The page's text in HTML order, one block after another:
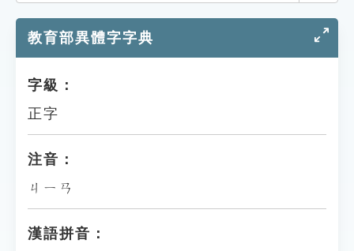
貓頭鷹博士
教育部異體字字典
字級：
正字
注音：
ㄐㄧㄢ
漢語拼音：